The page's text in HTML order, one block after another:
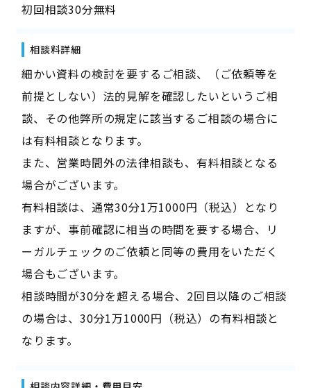
初回相談30分無料
相談料詳細
細かい資料の検討を要するご相談、（ご依頼等を
前提としない）法的見解を確認したいというご相
談、その他弊所の規定に該当するご相談の場合に
は有料相談となります。
また、営業時間外の法律相談も、有料相談となる
場合がございます。
有料相談は、通常30分1万1000円（税込）となり
ますが、事前確認に相当の時間を要する場合、リ
ーガルチェックのご依頼と同等の費用をいただく
場合もございます。
相談時間が30分を超える場合、2回目以降のご相談
の場合は、30分1万1000円（税込）の有料相談と
なります。